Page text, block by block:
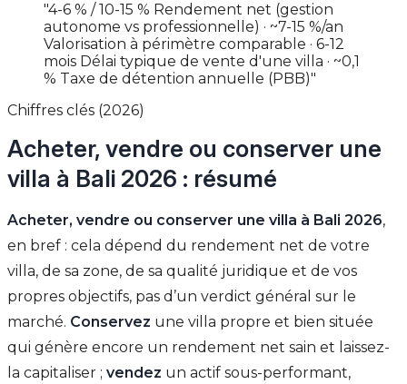
"4-6 % / 10-15 % Rendement net (gestion
autonome vs professionnelle) · ~7-15 %/an
Valorisation à périmètre comparable · 6-12
mois Délai typique de vente d'une villa · ~0,1
% Taxe de détention annuelle (PBB)"
Chiffres clés (2026)
Acheter, vendre ou conserver une
villa à Bali 2026 : résumé
Acheter, vendre ou conserver une villa à Bali 2026,
en bref : cela dépend du rendement net de votre
villa, de sa zone, de sa qualité juridique et de vos
propres objectifs, pas d’un verdict général sur le
marché. Conservez une villa propre et bien située
qui génère encore un rendement net sain et laissez-
la capitaliser ; vendez un actif sous-performant,